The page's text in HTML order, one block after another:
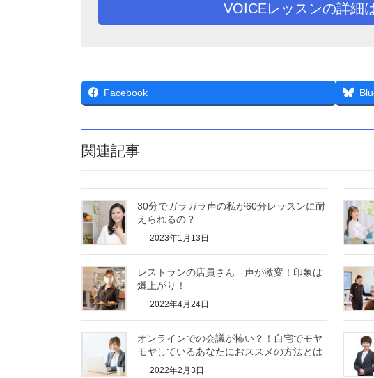
VOICEレッスンの詳細
Facebook
関連記事
30分でガラガラ声の私が60分レッスンに耐
えられるの？
2023年1月13日
レストランの店員さん 声が激変！印象は
爆上がり！
2022年4月24日
オンラインでの会議が怖い？！自宅でモヤ
モヤしているあなたにおススメの方法とは
2022年2月3日